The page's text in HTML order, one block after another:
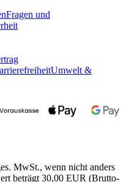
Fragen und
Umwelt &
MwSt., wenn nicht anders
beträgt 30,00 EUR (Brutto-